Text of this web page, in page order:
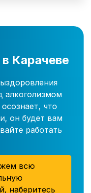
Карачеве
алкоголизмом
что
он будет вам
работать
всю
наберитесь